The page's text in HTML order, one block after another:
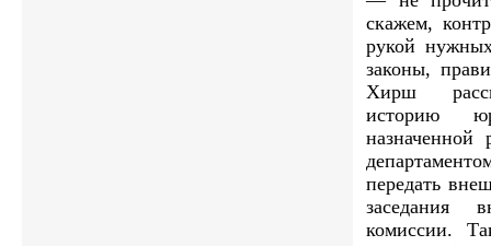
скажем,
рукой
законы,
Хирш
историю
назначенной
передать
заседания
комиссии.